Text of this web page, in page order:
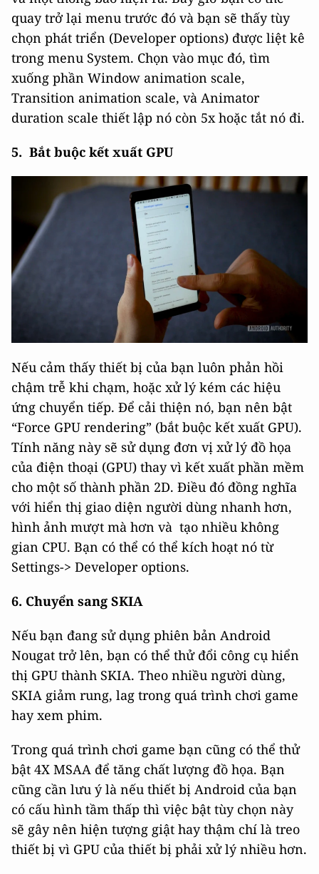
quay trở lại menu trước đó và bạn sẽ thấy tùy
chọn phát triển (Developer options) được liệt kê
trong menu System. Chọn vào mục đó, tìm
xuống phần Window animation scale,
Transition animation scale, và Animator
duration scale thiết lập nó còn 5x hoặc tắt nó đi.
5. Bắt buộc kết xuất GPU
Nếu cảm thấy thiết bị của bạn luôn phản hồi
chậm trễ khi chạm, hoặc xử lý kém các hiệu
ứng chuyển tiếp. Để cải thiện nó, bạn nên bật
“Force GPU rendering” (bắt buộc kết xuất GPU).
Tính năng này sẽ sử dụng đơn vị xử lý đồ họa
của điện thoại (GPU) thay vì kết xuất phần mềm
cho một số thành phần 2D. Điều đó đồng nghĩa
với hiển thị giao diện người dùng nhanh hơn,
hình ảnh mượt mà hơn và tạo nhiều không
gian CPU. Bạn có thể có thể kích hoạt nó từ
Settings-> Developer options.
6. Chuyển sang SKIA
Nếu bạn đang sử dụng phiên bản Android
Nougat trở lên, bạn có thể thử đổi công cụ hiển
thị GPU thành SKIA. Theo nhiều người dùng,
SKIA giảm rung, lag trong quá trình chơi game
hay xem phim.
Trong quá trình chơi game bạn cũng có thể thử
bật 4X MSAA để tăng chất lượng đồ họa. Bạn
cũng cần lưu ý là nếu thiết bị Android của bạn
có cấu hình tầm thấp thì việc bật tùy chọn này
sẽ gây nên hiện tượng giật hay thậm chí là treo
thiết bị vì GPU của thiết bị phải xử lý nhiều hơn.